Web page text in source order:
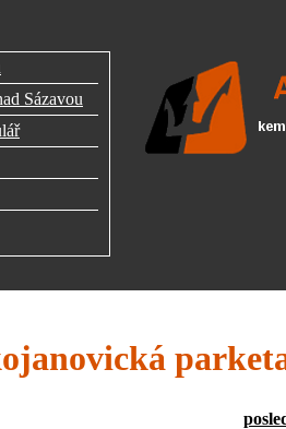
Sázavou